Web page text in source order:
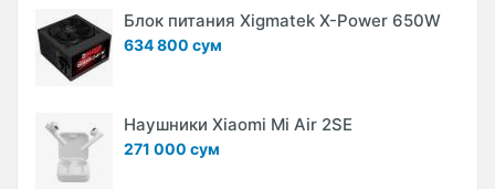
Блок питания Xigmatek X-Power 650W
634 800 сум
Наушники Xiaomi Mi Air 2SE
271 000 сум